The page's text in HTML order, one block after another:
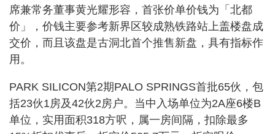
席兼常务董事黄光耀形容，首张价单价钱为「北都
价」，价钱主要参考新界区较成熟铁路站上盖楼盘成
交价，而且该盘是古洞北首个推售新盘，具有指标作
用。
PARK SILICON第2期PALO SPRINGS首批65伙，包
括23伙1房及42伙2房户。当中入场单位为2A座6楼B
单位，实用面积318方呎，属一房间隔，扣除最多